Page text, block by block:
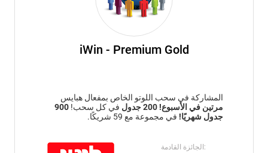
iWin - Premium Gold
المشاركة في سحب اللوتو الخاص بمفعال هبايس
مرتين في الأسبوع! 200 جدول في كل سحب! 900
جدول شهريًا! في مجموعة مع 59 شريكًا.
الجائزة القادمة: